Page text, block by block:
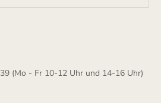
(Mo - Fr 10-12 Uhr und 14-16 Uhr)